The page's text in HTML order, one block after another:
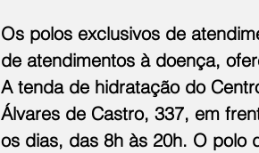
Os polos exclusivos de
de atendimentos à doença,
A tenda de hidratação do
Álvares de Castro, 337, em
os dias, das 8h às 20h. O polo